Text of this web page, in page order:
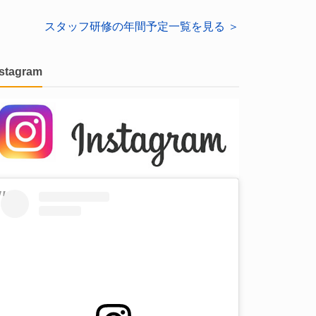
スタッフ研修の年間予定一覧を見る ＞